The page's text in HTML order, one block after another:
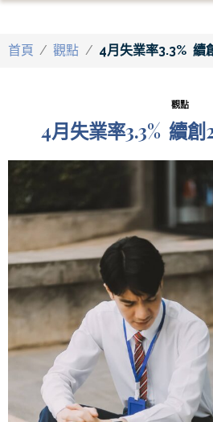
首頁 / 觀點 / 4月失業率3.3% 續
觀點
4月失業率3.3% 續